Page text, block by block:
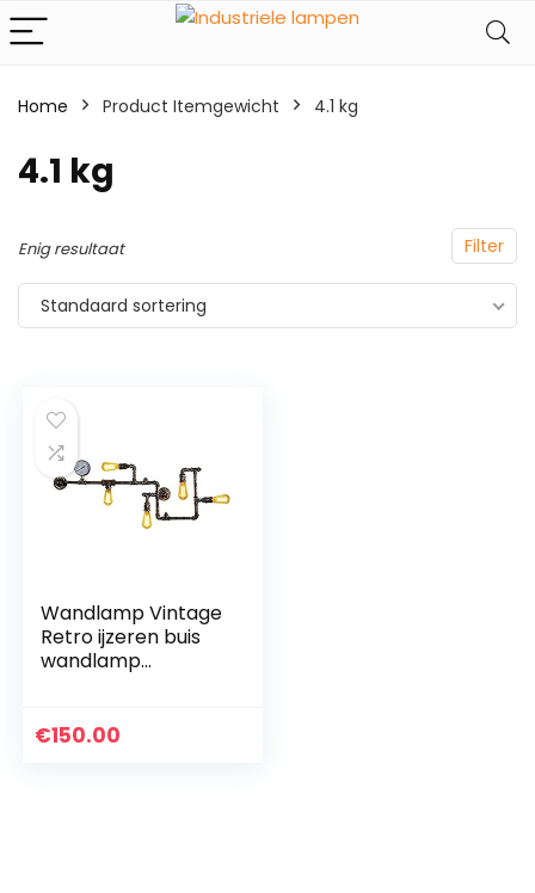
Home Product Itemgewicht ‎4.1 kg
‎4.1 kg
Filter
Enig resultaat
Standaard sortering
Wandlamp Vintage
Retro ijzeren buis
wandlamp
St64
€150.00